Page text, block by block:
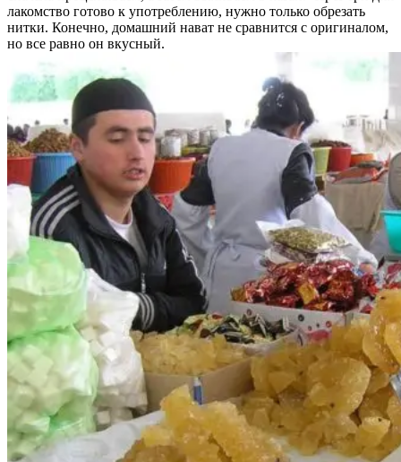
лакомство готово к употреблению, нужно только обрезать
нитки. Конечно, домашний нават не сравнится с оригиналом,
но все равно он вкусный.